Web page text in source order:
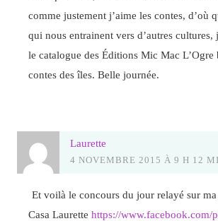
comme justement j’aime les contes, d’où
qui nous entrainent vers d’autres cultures,
le catalogue des Éditions Mic Mac L’Ogre
contes des îles. Belle journée.
Laurette
4 NOVEMBRE 2015 À 9 H 12
Et voilà le concours du jour relayé sur ma
Casa Laurettehttps://www.facebook.com/